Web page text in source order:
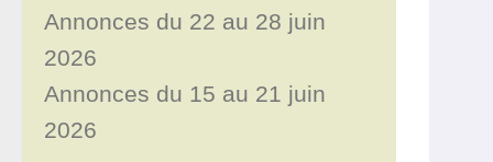
Annonces du 22 au 28 juin
2026
Annonces du 15 au 21 juin
2026